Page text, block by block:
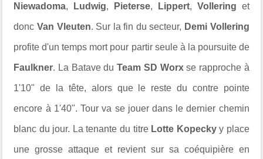
Niewadoma, Ludwig, Pieterse, Lippert, Vollering et
doncVan Vleuten. Sur la fin du secteur, Demi Vollering
profite d'un temps mort pour partir seule à la poursuite de
Faulkner. La Batave duTeam SD Worxse rapproche à
1'10" de la tête, alors que le reste du contre pointe
encore à 1'40". Tour va se jouer dans le dernier chemin
blanc du jour. La tenante du titre Lotte Kopeckyy place
une grosse attaque et revient sur sa coéquipière en